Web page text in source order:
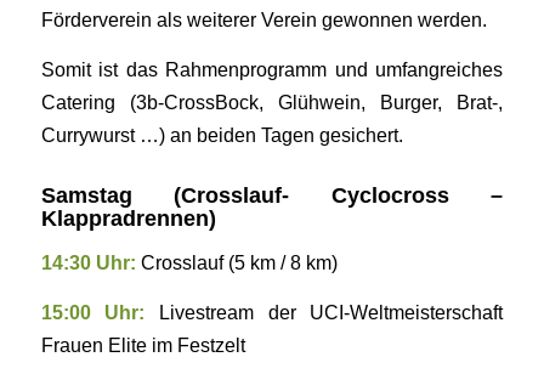
Förderverein als weiterer Verein gewonnen werden.
Somit ist das Rahmenprogramm und umfangreiches
Catering (3b-CrossBock, Glühwein, Burger, Brat-,
Currywurst …) an beiden Tagen gesichert.
Samstag (Crosslauf- Cyclocross –
Klappradrennen)
14:30 Uhr: Crosslauf (5 km / 8 km)
15:00 Uhr: Livestream der UCI-Weltmeisterschaft
Frauen Elite im Festzelt